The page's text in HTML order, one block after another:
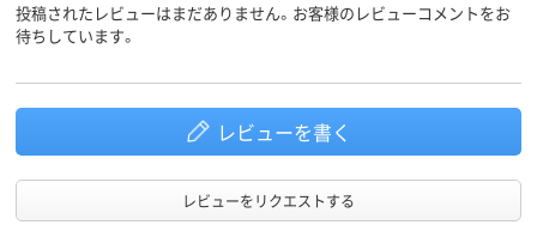
アスクル
商品環境
投稿されたレビューはまだありません。お客様のレビューコメントをお
待ちしています。
レビューを書く
レビューをリクエストする